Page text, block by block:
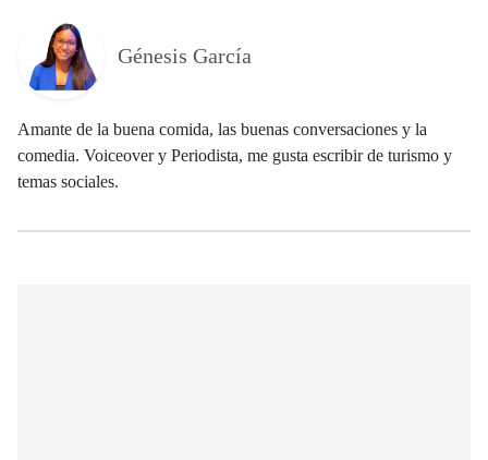
Génesis García
Amante de la buena comida, las buenas conversaciones y la
comedia. Voiceover y Periodista, me gusta escribir de turismo y
temas sociales.